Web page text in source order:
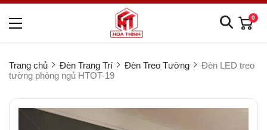
0
Trang chủ Đèn Trang Trí Đèn Treo Tường
Đèn LED treo
tường phòng ngủ HTOT-19